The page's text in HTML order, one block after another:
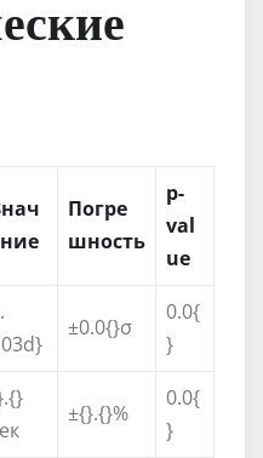
Погре
шность
p-
val
ue
±0.0{}σ
0.0{
}
±{}.{}%
0.0{
}